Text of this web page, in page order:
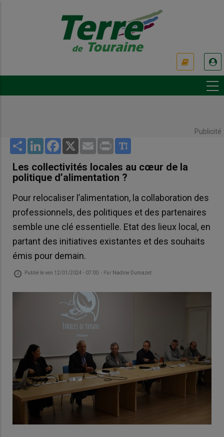
Publicité
Share LinkedInFacebook
X Email Print
Les collectivités locales au cœur de la
politique d’alimentation ?
Pour relocaliser l’alimentation, la collaboration des
professionnels, des politiques et des partenaires
semble une clé essentielle. Etat des lieux local, en
partant des initiatives existantes et des souhaits
émis pour demain.
Publié leven 12/01/2024 - 07:00 - Par Nadine Dumazet